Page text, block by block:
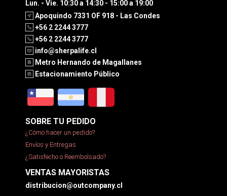
Lun. - Vie. 10:30 a 14:30 - 15:00 a 19:00
Apoquindo 7331 OF 918 - Las Condes
+56 2 2244 3777
+56 2 2244 3777
info@sherpalife.cl
Metro Hernando de Magallanes
Estacionamiento Público
SOBRE TU PEDIDO
¿Cómo hacer un pedido?
Envíos y Entregas
¿Satisfecho o Reembolsado?
VENTAS MAYORISTAS
distribucion@outcompany.cl